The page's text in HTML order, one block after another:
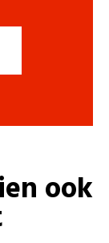
ook